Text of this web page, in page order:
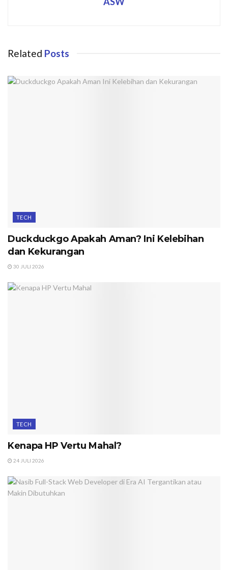
Related Posts
TECH
Duckduckgo Apakah Aman? Ini Kelebihan
dan Kekurangan
30 JULI 2026
TECH
Kenapa HP Vertu Mahal?
24 JULI 2026